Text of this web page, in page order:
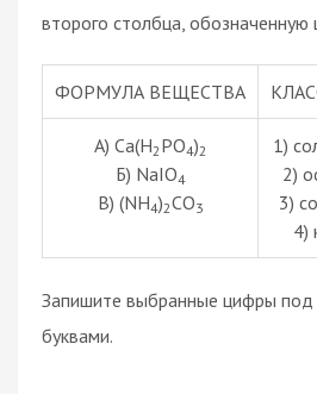
второго столбца, обозначенную
ФОРМУЛА ВЕЩЕСТВА
А) Ca(H2 PO4)2
Б) NaIO4
В) (NH4)2CO3
1)
2)
3)
4)
Запишите выбранные цифры
буквами.